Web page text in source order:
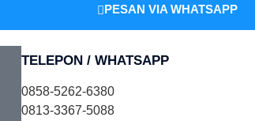
PESAN VIA WHATSAPP
TELEPON / WHATSAPP
0858-5262-6380
0813-3367-5088